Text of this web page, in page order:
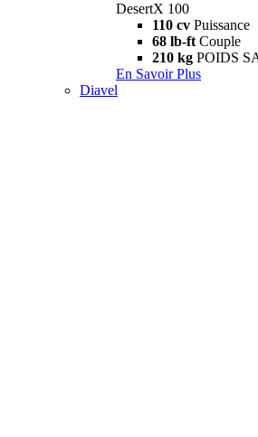
DesertX 100
110 cv Puissance
68 lb-ft Couple
210 kg POIDS
En Savoir Plus
Diavel